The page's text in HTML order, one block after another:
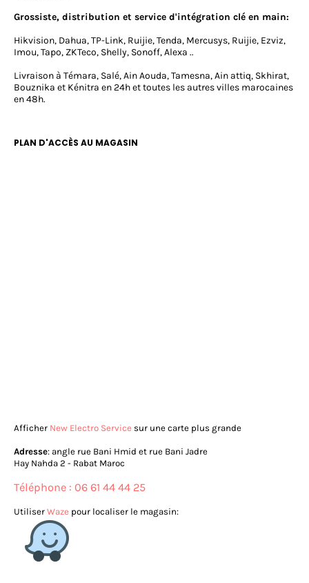
Grossiste, distribution et service d'intégration clé en main:
Hikvision, Dahua, TP-Link, Ruijie, Tenda, Mercusys, Ruijie, Ezviz,
Imou, Tapo, ZKTeco, Shelly, Sonoff, Alexa ..
Livraison à Témara, Salé, Ain Aouda, Tamesna, Ain attiq, Skhirat,
Bouznika et Kénitra en 24h et toutes les autres villes marocaines
en 48h.
PLAN D'ACCÈS AU MAGASIN
Afficher New Electro Service sur une carte plus grande
Adresse: angle rue Bani Hmid et rue Bani Jadre
Hay Nahda 2 - Rabat Maroc
Téléphone : 06 61 44 44 25
Utiliser Waze pour localiser le magasin: